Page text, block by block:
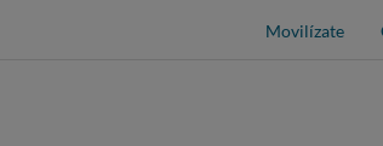
Movilízate